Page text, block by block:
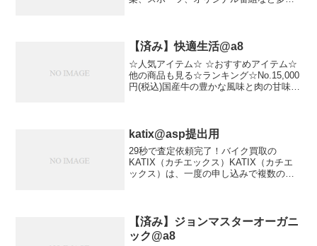
ンツ数...
【済み】快適生活@a8
☆人気アイテム☆ ☆おすすめアイテム☆
他の商品も見る☆ランキング☆No.15,000
円(税込)国産牛の豊かな風味と肉の甘味、
した加...
katix@asp提出用
29秒で査定依頼完了！バイク買取の
KATIX（カチエックス）KATIX（カチエ
ックス）は、一度の申し込みで複数の買
行して複数の業者と...
【済み】ジョンマスターオーガニ
ック@a8